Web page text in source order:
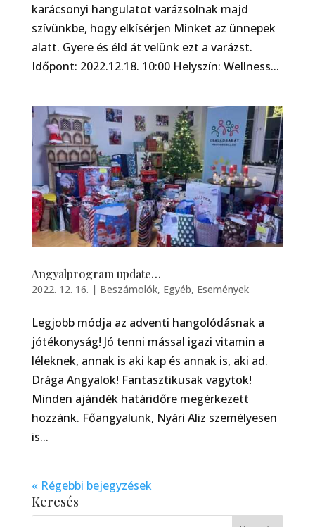
karácsonyi hangulatot varázsolnak majd
szívünkbe, hogy elkísérjen Minket az ünnepek
alatt. Gyere és éld át velünk ezt a varázst.
Időpont: 2022.12.18. 10:00 Helyszín: Wellness...
Angyalprogram update…
2022. 12. 16. | Beszámolók, Egyéb, Események
Legjobb módja az adventi hangolódásnak a
jótékonyság! Jó tenni mással igazi vitamin a
léleknek, annak is aki kap és annak is, aki ad.
Drága Angyalok! Fantasztikusak vagytok!
Minden ajándék határidőre megérkezett
hozzánk. Főangyalunk, Nyári Aliz személyesen
is...
« Régebbi bejegyzések
Keresés